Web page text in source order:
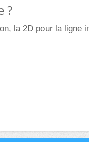
?
la 2D pour la ligne